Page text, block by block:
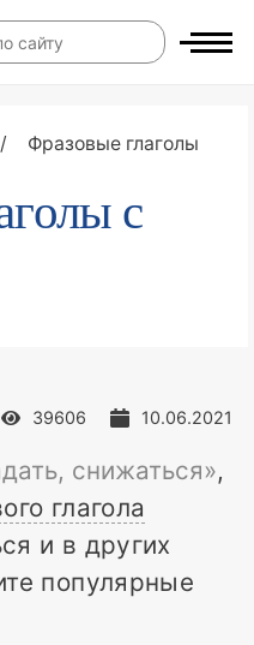
/ Фразовые глаголы
с
39606 10.06.2021
снижаться»,
глагола
и в других
популярные